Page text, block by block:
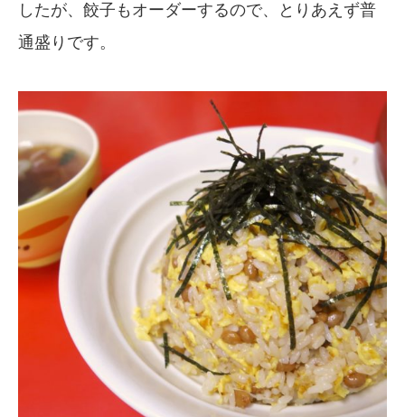
したが、餃子もオーダーするので、とりあえず普
通盛りです。